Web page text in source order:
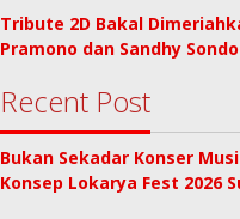
Tribute 2D Bakal
Pramono dan Sandhy
Recent Post
Bukan Sekadar Konser
Konsep Lokarya Fest 2026